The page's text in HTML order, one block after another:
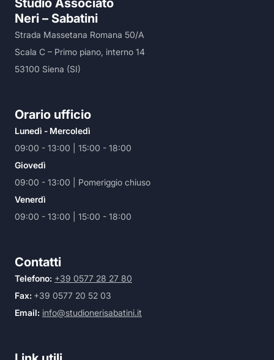
Studio Associato
Neri – Sabatini
Strada Massetana Romana 50/A
Scala C – Primo piano, interno 14
53100 Siena (SI)
Orario ufficio
Lunedì - Mercoledì
09:00 - 13:00 | 15:00 - 18:00
Giovedì
09:00 - 13:00 | Pomeriggio chiuso
Venerdì
09:00 - 13:00 | 15:00 - 18:00
Contatti
Telefono: +39 0577 28 27 80
Fax: +39 0577 20 52 03
Email: info@studionerisabatini.it